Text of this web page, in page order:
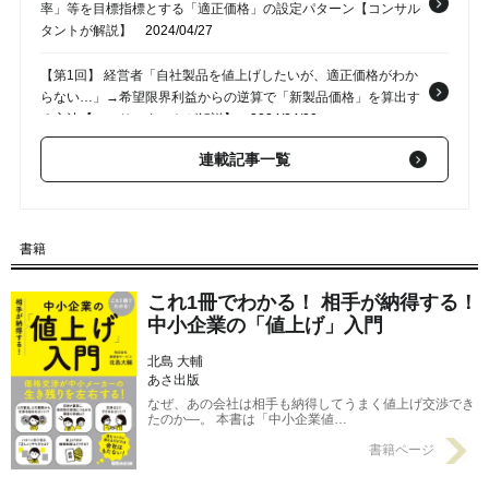
率」等を目標指標とする「適正価格」の設定パターン【コンサル
タントが解説】
2024/04/27
【第1回】 経営者「自社製品を値上げしたいが、適正価格がわか
らない…」→希望限界利益からの逆算で「新製品価格」を算出す
る方法【コンサルタントが解説】
2024/04/09
連載記事一覧
書籍
これ1冊でわかる！ 相手が納得する！
中小企業の「値上げ」入門
北島 大輔
あさ出版
なぜ、あの会社は相手も納得してうまく値上げ交渉でき
たのか―。 本書は「中小企業値…
書籍ページ